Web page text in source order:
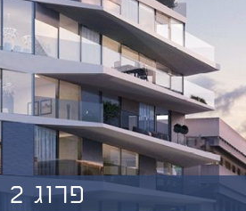
פרוג 2